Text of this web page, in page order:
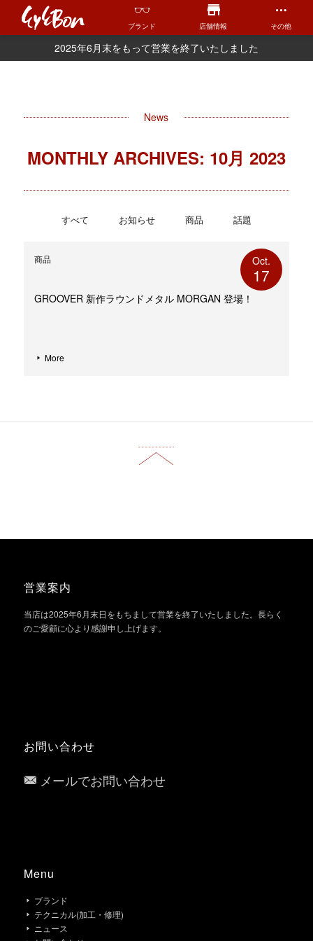
ブランド 店舗情報 その他
2025年6月末をもって営業を終了いたしました
News
MONTHLY ARCHIVES: 10月 2023
すべて お知らせ 商品 話題
商品
GROOVER 新作ラウンドメタル MORGAN 登場！
Oct.
17
More
営業案内
当店は2025年6月末日をもちまして営業を終了いたしました。長らく
のご愛顧に心より感謝申し上げます。
お問い合わせ
メールでお問い合わせ
Menu
ブランド
テクニカル(加工・修理)
ニュース